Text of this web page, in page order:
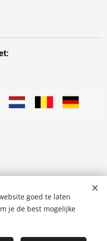
met:
goed te laten
je de best mogelijke